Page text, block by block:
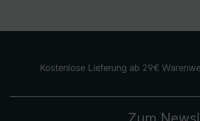
Kostenlose Lieferung ab 29€